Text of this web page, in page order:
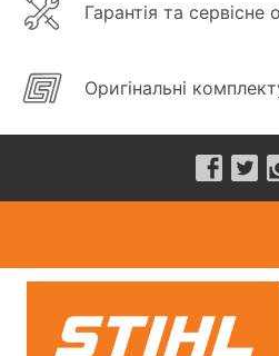
Гарантія та сервісне
Оригінальні